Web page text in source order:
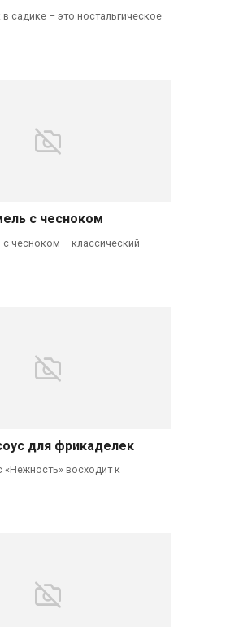
садике – это ностальгическое
с чесноком
чесноком – классический
для фрикаделек
восходит к